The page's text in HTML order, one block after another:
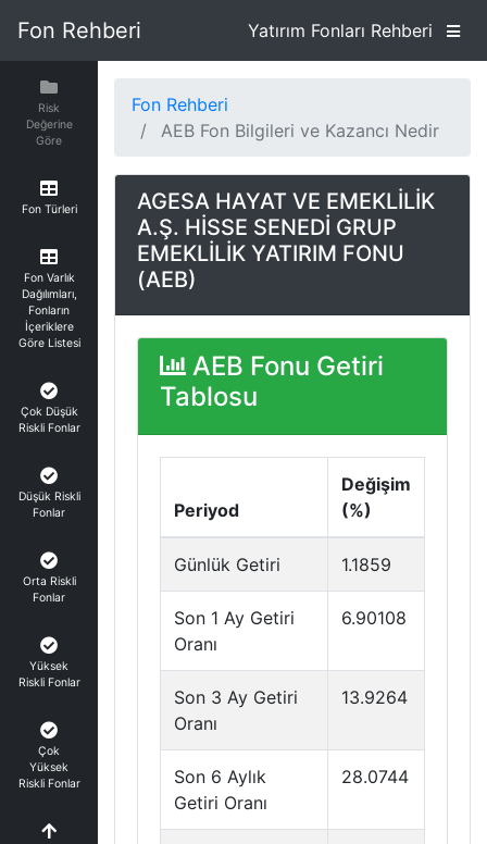
Fon Rehberi Yatırım Fonları Rehberi
Risk
Değerine
Göre
Fon Türleri
Fon Varlık
Dağılımları,
Fonların
İçeriklere
Göre Listesi
Çok Düşük
Riskli Fonlar
Düşük Riskli
Fonlar
Orta Riskli
Fonlar
Yüksek
Riskli Fonlar
Çok
Yüksek
Riskli Fonlar
Fon Rehberi
AEB Fon Bilgileri ve Kazancı Nedir
AGESA HAYAT VE EMEKLİLİK
A.Ş. HİSSE SENEDİ GRUP
EMEKLİLİK YATIRIM FONU
(AEB)
AEB Fonu Getiri
Tablosu
Periyod
Değişim
(%)
Günlük Getiri 1.1859
Son 1 Ay Getiri
Oranı
6.90108
Son 3 Ay Getiri
Oranı
13.9264
Son 6 Aylık
Getiri Oranı
28.0744